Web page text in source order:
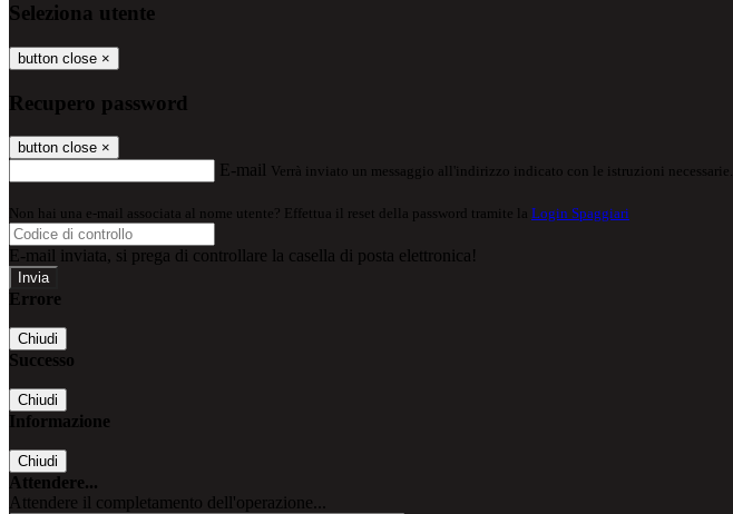
Seleziona utente
button close ×
Recupero password
button close ×
E-mail Verrà inviato un messaggio all'indirizzo indicato con le istruzioni necessarie.
Non hai una e-mail associata al nome utente? Effettua il reset della password tramite la Login Spaggiari
E-mail inviata, si prega di controllare la casella di posta elettronica!
Errore
Chiudi
Successo
Chiudi
Informazione
Chiudi
Attendere...
Attendere il completamento dell'operazione...